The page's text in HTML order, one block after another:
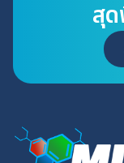
สุ